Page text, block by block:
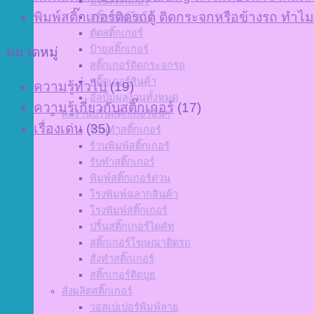
สติ๊กเกอร์โลโก้
ตัดสติ๊กเกอร์
ป้ายสติ๊กเกอร์
สติ๊กเกอร์ติดกระจกรถ
สติ๊กเกอร์สินค้า
อัลบั้มผลงานทั้งหมด
ผลงานปริ้นสติกเกอร์อื่นๆ
ร้านทำสติ๊กเกอร์
ร้านพิมพ์สติ๊กเกอร์
รับทำสติ๊กเกอร์
พิมพ์สติ๊กเกอร์ด่วน
โรงพิมพ์ฉลากสินค้า
โรงพิมพ์สติ๊กเกอร์
ปริ้นสติ๊กเกอร์ไดคัท
สติ๊กเกอร์โฆษณาติดรถ
สั่งทำสติ๊กเกอร์
สติ๊กเกอร์ติดบูธ
สั่งผลิตสติ๊กเกอร์
วอลเปเปอร์พิมพ์ลาย
พิมพ์สติ๊กเกอร์ติดรถตู้ ติดกระจกหรือข้างรถ ทำไ
หมวดหมู่
ความรู้ทั่วไป(19)
ความรู้เกี่ยวกับสติ๊กเกอร์(17)
เรื่องเด่น (35)